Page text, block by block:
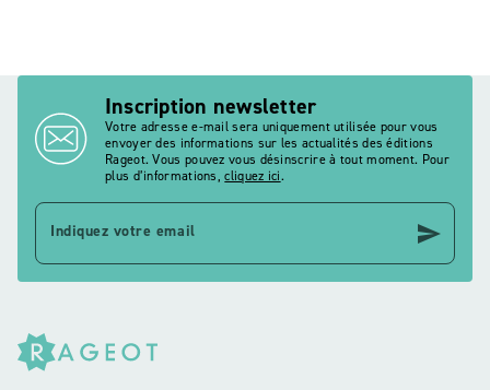
Inscription newsletter
Votre adresse e-mail sera uniquement utilisée pour vous
envoyer des informations sur les actualités des éditions
Rageot. Vous pouvez vous désinscrire à tout moment. Pour
plus d’informations,cliquez ici.
Indiquez votre email send